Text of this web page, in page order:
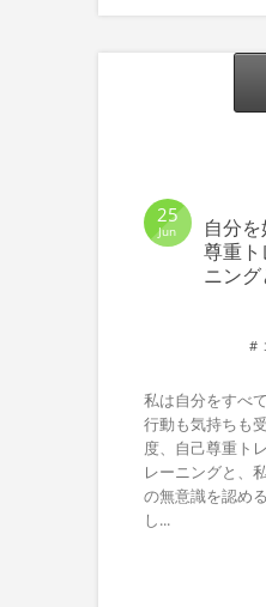
25
Jun
自分
尊重
ニン
私は自分をすべ
行動も気持ちも
度、自己尊重ト
レーニングと、
の無意識を認め
し...